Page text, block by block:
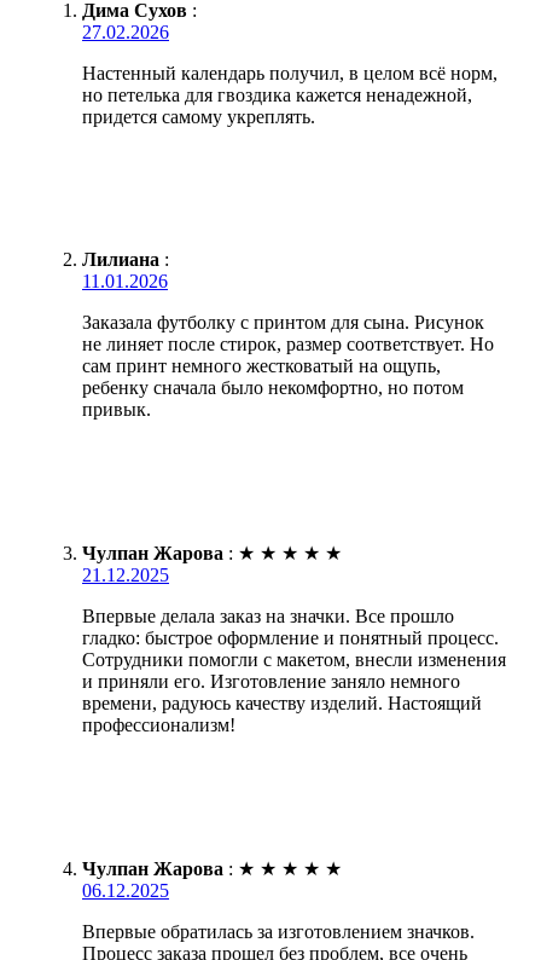
Дима Сухов :
27.02.2026
Настенный календарь получил, в целом всё норм,
но петелька для гвоздика кажется ненадежной,
придется самому укреплять.
Лилиана :
11.01.2026
Заказала футболку с принтом для сына. Рисунок
не линяет после стирок, размер соответствует. Но
сам принт немного жестковатый на ощупь,
ребенку сначала было некомфортно, но потом
привык.
Чулпан Жарова : ★ ★ ★ ★ ★
21.12.2025
Впервые делала заказ на значки. Все прошло
гладко: быстрое оформление и понятный процесс.
Сотрудники помогли с макетом, внесли изменения
и приняли его. Изготовление заняло немного
времени, радуюсь качеству изделий. Настоящий
профессионализм!
Чулпан Жарова : ★ ★ ★ ★ ★
06.12.2025
Впервые обратилась за изготовлением значков.
Процесс заказа прошел без проблем, все очень